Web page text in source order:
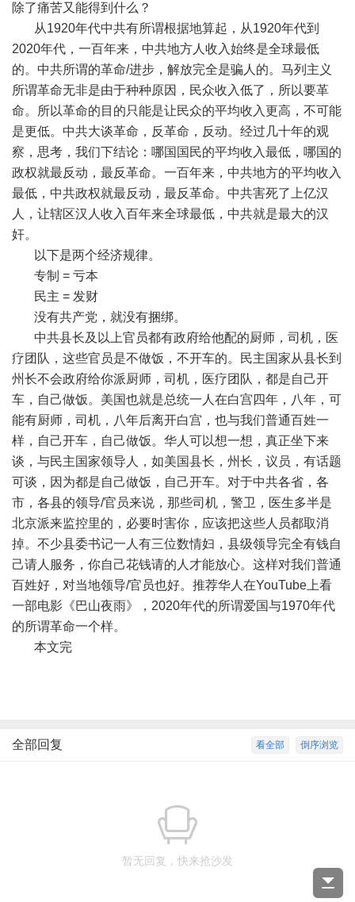
除了痛苦又能得到什么？
从1920年代中共有所谓根据地算起，从1920年代到
2020年代，一百年来，中共地方人收入始终是全球最低
的。中共所谓的革命/进步，解放完全是骗人的。马列主义
所谓革命无非是由于种种原因，民众收入低了，所以要革
命。所以革命的目的只能是让民众的平均收入更高，不可能
是更低。中共大谈革命，反革命，反动。经过几十年的观
察，思考，我们下结论：哪国国民的平均收入最低，哪国的
政权就最反动，最反革命。一百年来，中共地方的平均收入
最低，中共政权就最反动，最反革命。中共害死了上亿汉
人，让辖区汉人收入百年来全球最低，中共就是最大的汉
奸。
以下是两个经济规律。
专制 = 亏本
民主 = 发财
没有共产党，就没有捆绑。
中共县长及以上官员都有政府给他配的厨师，司机，医
疗团队，这些官员是不做饭，不开车的。民主国家从县长到
州长不会政府给你派厨师，司机，医疗团队，都是自己开
车，自己做饭。美国也就是总统一人在白宫四年，八年，可
能有厨师，司机，八年后离开白宫，也与我们普通百姓一
样，自己开车，自己做饭。华人可以想一想，真正坐下来
谈，与民主国家领导人，如美国县长，州长，议员，有话题
可谈，因为都是自己做饭，自己开车。对于中共各省，各
市，各县的领导/官员来说，那些司机，警卫，医生多半是
北京派来监控里的，必要时害你，应该把这些人员都取消
掉。不少县委书记一人有三位数情妇，县级领导完全有钱自
己请人服务，你自己花钱请的人才能放心。这样对我们普通
百姓好，对当地领导/官员也好。推荐华人在YouTube 上看
一部电影《巴山夜雨》， 2020年代的所谓爱国与1970年代
的所谓革命一个样。
本文完
倒序浏览
看全部
全部回复
暂无回复，快来抢沙发